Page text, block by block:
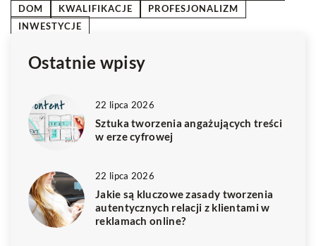
DOM
KWALIFIKACJE
PROFESJONALIZM
INWESTYCJE
Ostatnie wpisy
22 lipca 2026
Sztuka tworzenia angażujących treści
w erze cyfrowej
22 lipca 2026
Jakie są kluczowe zasady tworzenia
autentycznych relacji z klientami w
reklamach online?